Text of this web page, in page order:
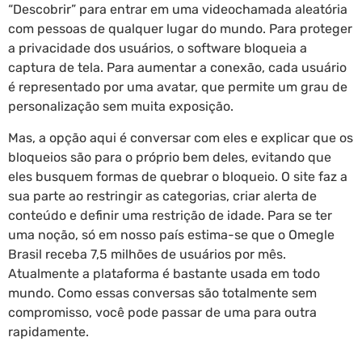
“Descobrir” para entrar em uma videochamada aleatória
com pessoas de qualquer lugar do mundo. Para proteger
a privacidade dos usuários, o software bloqueia a
captura de tela. Para aumentar a conexão, cada usuário
é representado por uma avatar, que permite um grau de
personalização sem muita exposição.
Mas, a opção aqui é conversar com eles e explicar que os
bloqueios são para o próprio bem deles, evitando que
eles busquem formas de quebrar o bloqueio. O site faz a
sua parte ao restringir as categorias, criar alerta de
conteúdo e definir uma restrição de idade. Para se ter
uma noção, só em nosso país estima-se que o Omegle
Brasil receba 7,5 milhões de usuários por mês.
Atualmente a plataforma é bastante usada em todo
mundo. Como essas conversas são totalmente sem
compromisso, você pode passar de uma para outra
rapidamente.